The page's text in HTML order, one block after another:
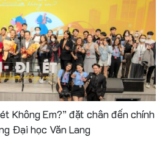
Không Em?” đặt chân đến chính
Đại học Văn Lang